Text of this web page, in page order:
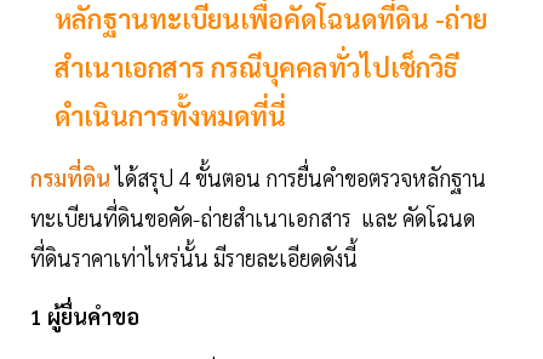
หลักฐานทะเบียนเพื่อคัดโฉนดที่ดิน -ถ่าย
สำเนาเอกสาร กรณีบุคคลทั่วไปเช็กวิธี
ดำเนินการทั้งหมดที่นี่
กรมที่ดินได้สรุป 4 ขั้นตอน การยื่นคำขอตรวจหลักฐาน
ทะเบียนที่ดินขอคัด-ถ่ายสำเนาเอกสาร และ คัดโฉนด
ที่ดินราคาเท่าไหร่นั้น มีรายละเอียดดังนี้
1 ผู้ยื่นคำขอ